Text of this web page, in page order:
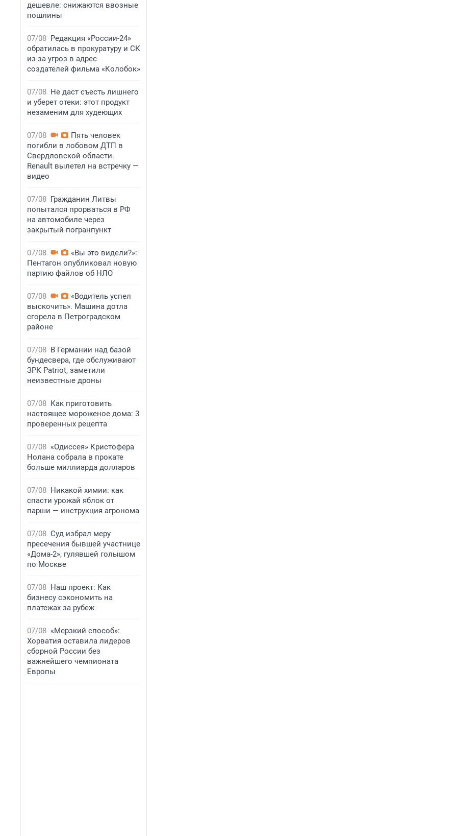
дешевле: снижаются ввозные
пошлины
07/08 Редакция «России-24»
обратилась в прокуратуру и СК
из-за угроз в адрес
создателей фильма «Колобок»
07/08 Не даст съесть лишнего
и уберет отеки: этот продукт
незаменим для худеющих
07/08
Пять человек
погибли в лобовом ДТП в
Свердловской области.
Renault вылетел на встречку —
видео
07/08 Гражданин Литвы
попытался прорваться в РФ
на автомобиле через
закрытый погранпункт
07/08
«Вы это видели?»:
Пентагон опубликовал новую
партию файлов об НЛО
07/08
«Водитель успел
выскочить». Машина дотла
сгорела в Петроградском
районе
07/08 В Германии над базой
бундесвера, где обслуживают
ЗРК Patriot, заметили
неизвестные дроны
07/08 Как приготовить
настоящее мороженое дома: 3
проверенных рецепта
07/08 «Одиссея» Кристофера
Нолана собрала в прокате
больше миллиарда долларов
07/08 Никакой химии: как
спасти урожай яблок от
парши — инструкция агронома
07/08 Суд избрал меру
пресечения бывшей участнице
«Дома-2», гулявшей голышом
по Москве
07/08 Наш проект: Как
бизнесу сэкономить на
платежах за рубеж
07/08 «Мерзкий способ»:
Хорватия оставила лидеров
сборной России без
важнейшего чемпионата
Европы